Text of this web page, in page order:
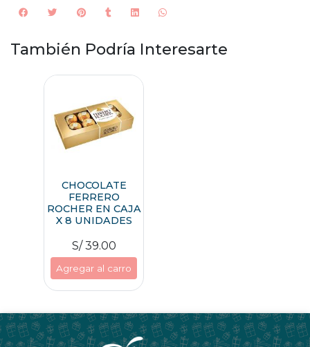
También Podría Interesarte
CHOCOLATE
FERRERO
ROCHER EN CAJA
X 8 UNIDADES
S/ 39.00
Agregar al carro